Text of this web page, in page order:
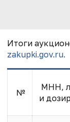
Итоги
zakupki.gov.ru.
№
МНН,
и